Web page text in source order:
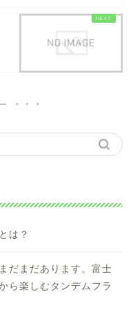
は？
だまだあります。富士
ら楽しむタンデムフラ